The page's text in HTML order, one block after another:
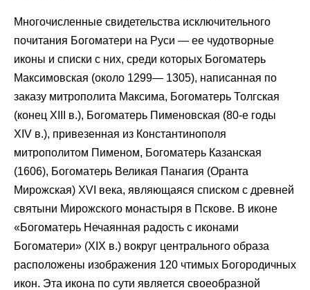
Многочисленные свидетельства исключительного
почитания Богоматери на Руси — ее чудотворные
иконы и списки с них, среди которых Богоматерь
Максимовская (около 1299— 1305), написанная по
заказу митрополита Максима, Богоматерь Толгская
(конец XIII в.), Богоматерь Пименовская (80-е годы
XIV в.), привезенная из Константинополя
митрополитом Пименом, Богоматерь Казанская
(1606), Богоматерь Великая Панагия (Оранта
Мирожская) XVI века, являющаяся списком с древней
святыни Мирожского монастыря в Пскове. В иконе
«Богоматерь Нечаянная радость с иконами
Богоматери» (XIX в.) вокруг центрального образа
расположены изображения 120 чтимых Богородичных
икон. Эта икона по сути является своеобразной